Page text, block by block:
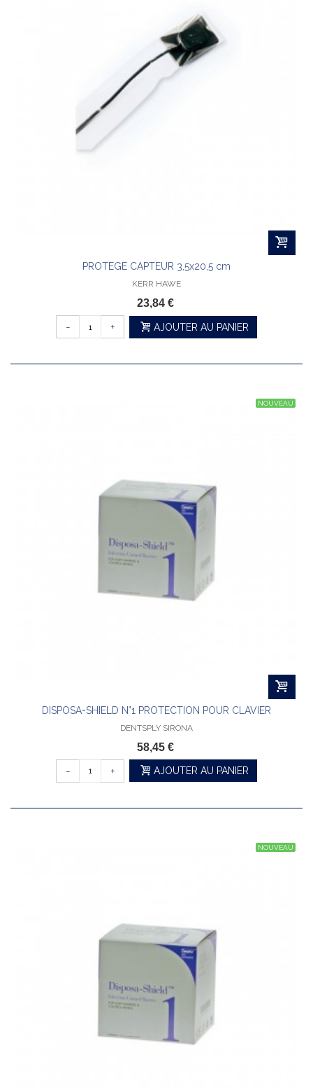
PROTEGE CAPTEUR 3,5x20,5 cm
KERR HAWE
23,84 €
- + AJOUTER AU PANIER
NOUVEAU
DISPOSA-SHIELD N°1 PROTECTION POUR CLAVIER
DENTSPLY SIRONA
58,45 €
- + AJOUTER AU PANIER
NOUVEAU